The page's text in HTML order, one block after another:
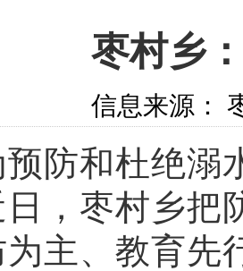
枣村乡
信息来源：
和杜绝溺水
，枣村乡把
主、教育先